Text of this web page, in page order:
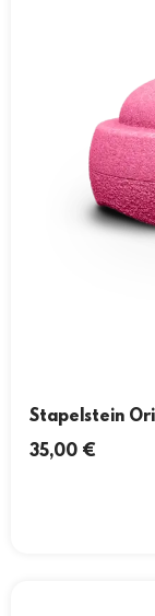
Stapelstein
35,00 €